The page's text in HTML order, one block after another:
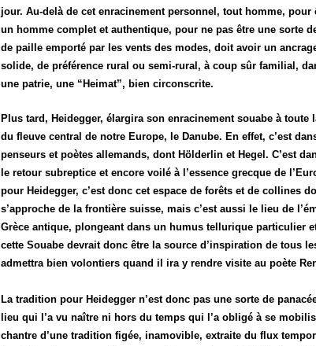
jour. Au-delà de cet enracinement personnel, tout homme, pour
un homme complet et authentique, pour ne pas être une sorte
de paille emporté par les vents des modes, doit avoir un
solide, de préférence rural ou semi-rural, à coup sûr familial,
une patrie, une “Heimat”, bien circonscrite.
Plus tard, Heidegger, élargira son enracinement souabe à
du fleuve central de notre Europe, le Danube. En effet, c’est
penseurs et poètes allemands, dont Hölderlin et Hegel. C’est
le retour subreptice et encore voilé à l’essence grecque de
pour Heidegger, c’est donc cet espace de forêts et de collines
s’approche de la frontière suisse, mais c’est aussi le lieu de
Grèce antique, plongeant dans un humus tellurique particulier
cette Souabe devrait donc être la source d’inspiration de tous
admettra bien volontiers quand il ira y rendre visite au poète
La tradition pour Heidegger n’est donc pas une sorte de
lieu qui l’a vu naître ni hors du temps qui l’a obligé à se
chantre d’une tradition figée, inamovible, extraite du flux